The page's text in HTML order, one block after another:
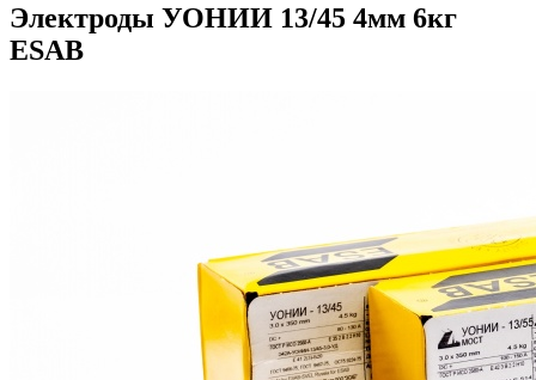
Электроды УОНИИ 13/45 4мм 6кг
ESAB